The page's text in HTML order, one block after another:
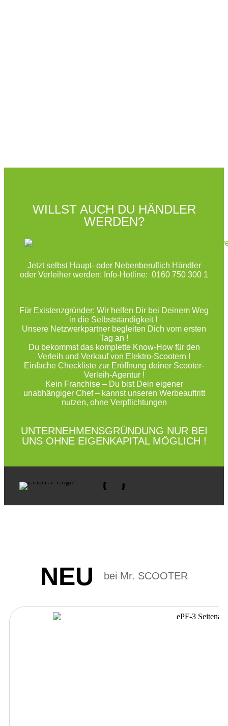
WILLST AUCH DU HÄNDLER
WERDEN?
Jetzt selbst Haupt- oder Nebenberuflich Händler
oder Verleiher werden: Info-Hotline: 0160 750 300 1
Für Existenzgründer: Wir helfen Dir bei Deinem Weg
in die Selbstständigkeit !
Unsere Netzwerkpartner begleiten Dich vom ersten
Tag an !
Du bekommst das komplette Know-How für den
Verleih und Verkauf von Elektro-Scootern !
Einfache Checkliste zur Eröffnung deiner Scooter-
Verleih-Agentur !
Kein Franchise – Du bist Dein eigener
unabhängiger Chef – kannst unseren Werbeauftritt
nutzen, ohne Verpflichtungen
UNTERNEHMENSGRÜNDUNG NUR BEI
UNS OHNE EIGENKAPITAL MÖGLICH !
NEU bei Mr. SCOOTER